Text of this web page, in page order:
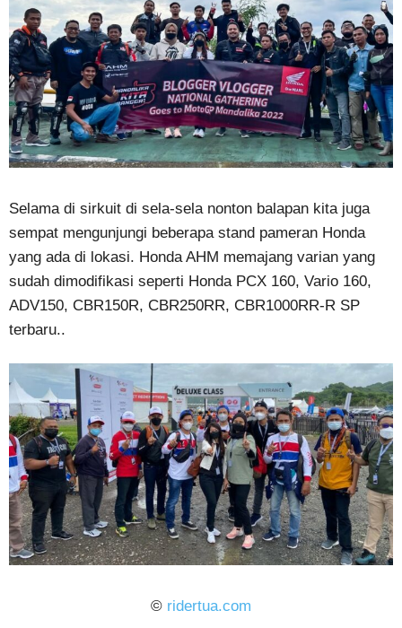
Selama di sirkuit di sela-sela nonton balapan kita juga
sempat mengunjungi beberapa stand pameran Honda
yang ada di lokasi. Honda AHM memajang varian yang
sudah dimodifikasi seperti Honda PCX 160, Vario 160,
ADV150, CBR150R, CBR250RR, CBR1000RR-R SP
terbaru..
© ridertua.com